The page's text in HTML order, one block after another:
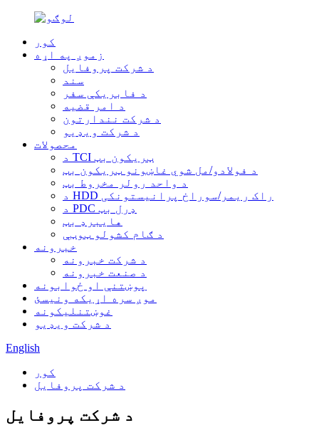
کور
زموږ په اړه
د شرکت پروفایل
سند
د فابریکې سفر
د امر قضیه
د شرکت نندارتون
د شرکت ویډیو
محصولات
د TCI ټریکون بټ
د فولادو/مل شوي غاښونو ټریکون بټ
د واحد رولر مخروط بټ
د HDD راک ریمر/سوراخ پرانیستونکی
د PDC ډرل بټ
هایبرډ بټ
د ګام کشولو ټوټې
خبرونه
د شرکت خبرونه
د صنعت خبرونه
پوښتنې او ځوابونه
موږ سره اړیکه ونیسئ
غوښتنلیکونه
د شرکت ویډیو
English
کور
د شرکت پروفایل
د شرکت پروفایل